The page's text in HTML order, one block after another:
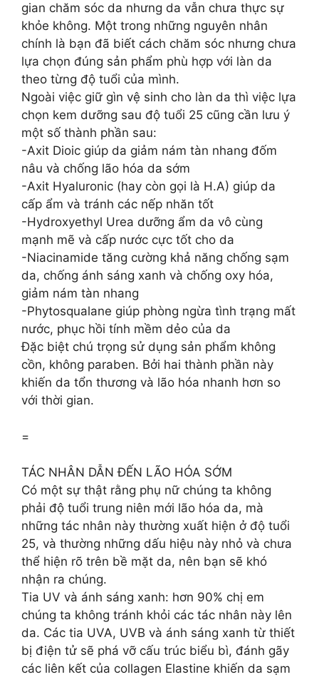
gian chăm sóc da nhưng da vẫn chưa thực sự
khỏe không. Một trong những nguyên nhân
chính là bạn đã biết cách chăm sóc nhưng chưa
lựa chọn đúng sản phẩm phù hợp với làn da
theo từng độ tuổi của mình.
Ngoài việc giữ gìn vệ sinh cho làn da thì việc lựa
chọn kem dưỡng sau độ tuổi 25 cũng cần lưu ý
một số thành phần sau:
-Axit Dioic giúp da giảm nám tàn nhang đốm
nâu và chống lão hóa da sớm
-Axit Hyaluronic (hay còn gọi là H.A) giúp da
cấp ẩm và tránh các nếp nhăn tốt
-Hydroxyethyl Urea dưỡng ẩm da vô cùng
mạnh mẽ và cấp nước cực tốt cho da
-Niacinamide tăng cường khả năng chống sạm
da, chống ánh sáng xanh và chống oxy hóa,
giảm nám tàn nhang
-Phytosqualane giúp phòng ngừa tình trạng mất
nước, phục hồi tính mềm dẻo của da
Đặc biệt chú trọng sử dụng sản phẩm không
cồn, không paraben. Bởi hai thành phần này
khiến da tổn thương và lão hóa nhanh hơn so
với thời gian.
=
TÁC NHÂN DẪN ĐẾN LÃO HÓA SỚM
Có một sự thật rằng phụ nữ chúng ta không
phải độ tuổi trung niên mới lão hóa da, mà
những tác nhân này thường xuất hiện ở độ tuổi
25, và thường những dấu hiệu này nhỏ và chưa
thể hiện rõ trên bề mặt da, nên bạn sẽ khó
nhận ra chúng.
Tia UV và ánh sáng xanh: hơn 90% chị em
chúng ta không tránh khỏi các tác nhân này lên
da. Các tia UVA, UVB và ánh sáng xanh từ thiết
bị điện tử sẽ phá vỡ cấu trúc biểu bì, đánh gãy
các liên kết của collagen Elastine khiến da sạm